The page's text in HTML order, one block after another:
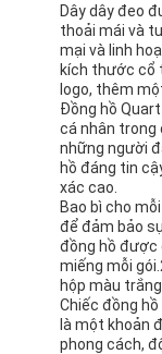
Dây dây đeo
thoải mái và
mại và linh
kích thước cổ
logo, thêm
Đồng hồ
cá nhân trong
những người
hồ đáng tin
xác cao.
Bao bì cho
để đảm bảo
đồng hồ được
miếng mỗi
hộp màu
Chiếc đồng
là một khoản
phong cách,